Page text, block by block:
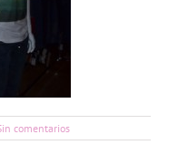
comentarios